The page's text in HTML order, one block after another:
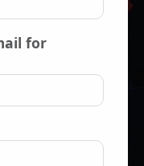
for